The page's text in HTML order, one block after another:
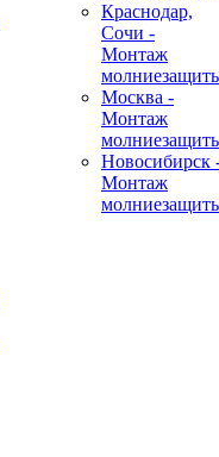
Краснодар,
Сочи -
Монтаж
Москва -
Монтаж
Новосибирск
Монтаж